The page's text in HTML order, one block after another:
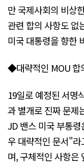
만 국제사회의 비상
관련 합의 사항도 없
미국 대통령을 향한
◆대략적인 MOU 합
19일로 예정된 서명
과 별개로 진짜 문제
JD 밴스 미국 부통
우 대략적인 문서"
며, 구체적인 사항은